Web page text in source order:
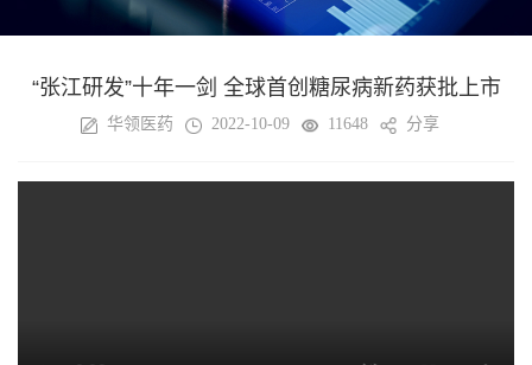
“张江研发”十年一剑 全球首创糖尿病新药获批上市
华领医药 2022-10-09 11648 分享